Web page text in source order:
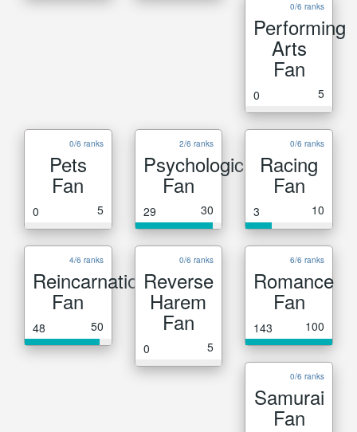
0/6 ranks
Performing
Arts
Fan
0 5
0/6 ranks
Pets
Fan
0 5
2/6 ranks
Psychological
Fan
29 30
0/6 ranks
Racing
Fan
3 10
4/6 ranks
Reincarnation
Fan
48 50
0/6 ranks
Reverse
Harem
Fan
0 5
6/6 ranks
Romance
Fan
143 100
0/6 ranks
Samurai
Fan